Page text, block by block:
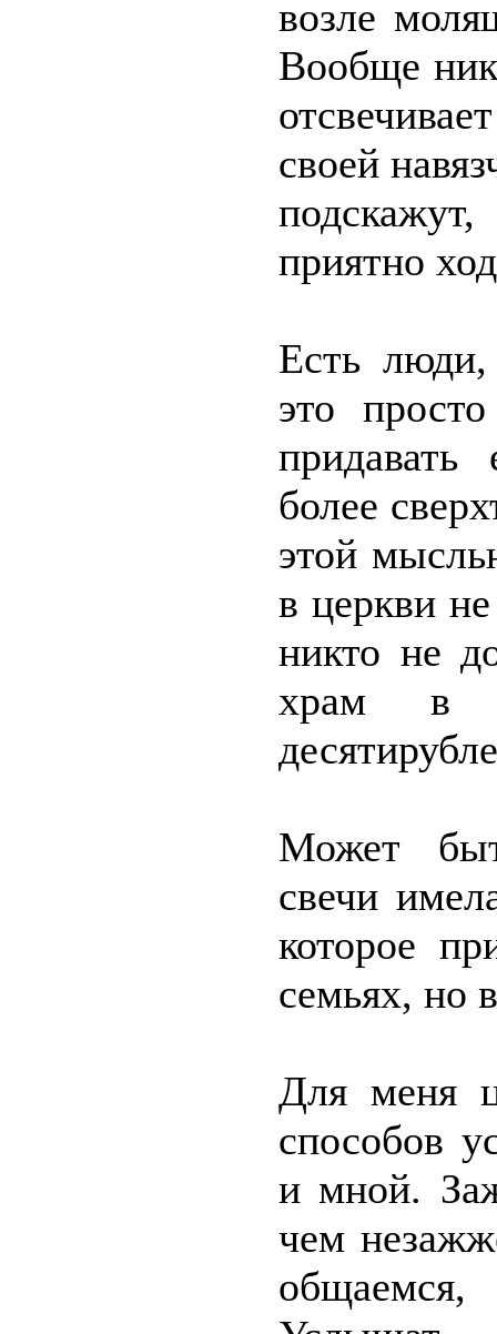
возле
Вообще
своей
приятно
Есть
это
более
этой
в церкви
никто не
храм в
Может
свечи
которое
семьях, но
Для меня
способов
и мной.
чем